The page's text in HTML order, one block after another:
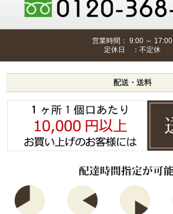
営業時間： 9:00 ～ 17:00
定休日 ：不定休
配送・送料